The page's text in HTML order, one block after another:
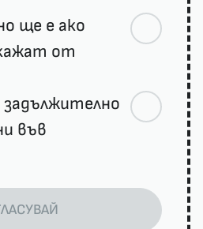
ще е ако
от
във